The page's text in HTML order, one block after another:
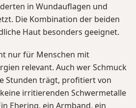
in Wundauflagen und
Die Kombination der beiden
Haut besonders geeignet.
nur für Menschen mit
relevant. Auch wer Schmuck
Stunden trägt, profitiert von
irritierenden Schwermetalle
Ehering, ein Armband, ein